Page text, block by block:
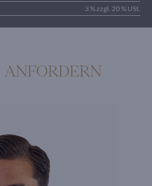
3 % zzgl. 20 % USt.
ANFORDERN